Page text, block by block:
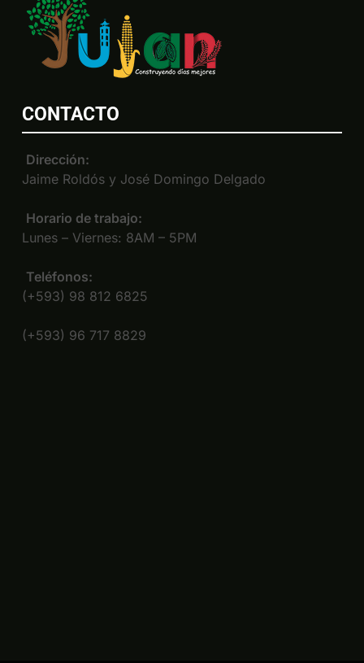
CONTACTO
Dirección:
Jaime Roldós y José Domingo Delgado
Horario de trabajo:
Lunes – Viernes: 8AM – 5PM
Teléfonos:
(+593) 98 812 6825
(+593) 96 717 8829